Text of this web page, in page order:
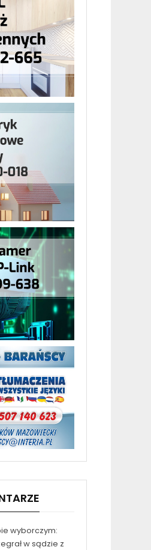
wyborczym:
w sądzie z